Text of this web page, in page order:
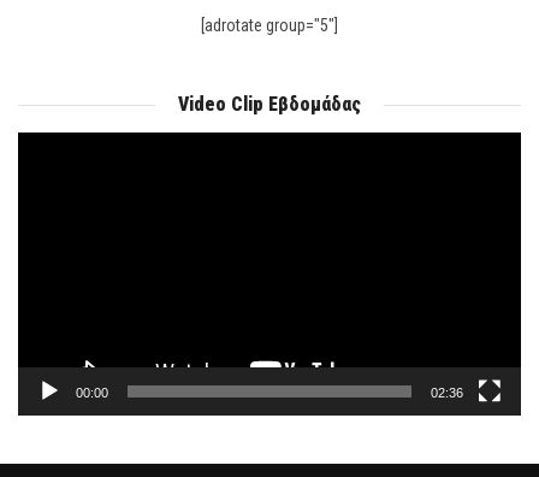
[adrotate group="5"]
Video Clip Εβδομάδας
00:00 02:36